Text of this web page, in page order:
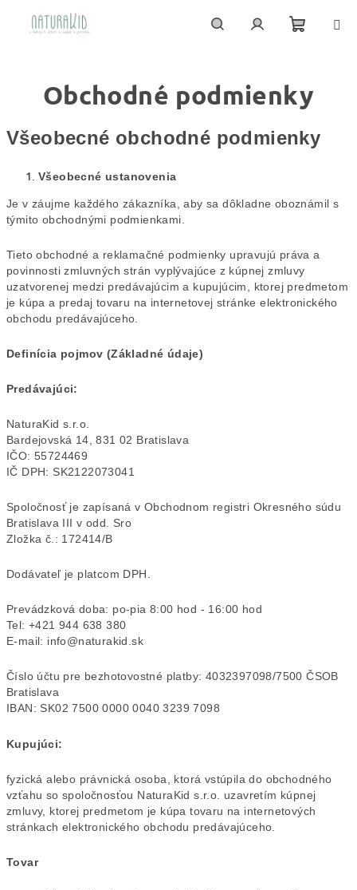
košík
Obchodné podmienky
Všeobecné obchodné podmienky
Všeobecné ustanovenia
Je v záujme každého zákazníka, aby sa dôkladne oboznámil s
týmito obchodnými podmienkami.
Tieto obchodné a reklamačné podmienky upravujú práva a
povinnosti zmluvných strán vyplývajúce z kúpnej zmluvy
uzatvorenej medzi predávajúcim a kupujúcim, ktorej predmetom
je kúpa a predaj tovaru na internetovej stránke elektronického
obchodu predávajúceho.
Definícia pojmov (Základné údaje)
Predávajúci:
NaturaKid s.r.o.
Bardejovská 14, 831 02 Bratislava
IČO: 55724469
IČ DPH: SK2122073041
Spoločnosť je zapísaná v Obchodnom registri Okresného súdu
Bratislava III v odd. Sro
Zložka č.: 172414/B
Dodávateľ je platcom DPH.
Prevádzková doba: po-pia 8:00 hod - 16:00 hod
Tel: +421 944 638 380
E-mail: info@naturakid.sk
Číslo účtu pre bezhotovostné platby: 4032397098/7500 ČSOB
Bratislava
IBAN: SK02 7500 0000 0040 3239 7098
Kupujúci:
fyzická alebo právnická osoba, ktorá vstúpila do obchodného
vzťahu so spoločnosťou NaturaKid s.r.o. uzavretím kúpnej
zmluvy, ktorej predmetom je kúpa tovaru na internetových
stránkach elektronického obchodu predávajúceho.
Tovar